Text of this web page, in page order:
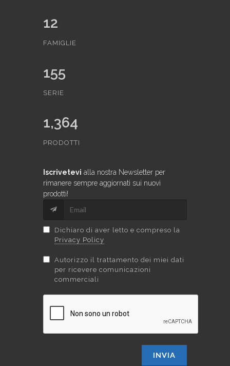
12
FAMIGLIE
155
SERIE
1,364
PRODOTTI
Iscrivetevi alla nostra Newsletter per
rimanere sempre aggiornati sui nuovi
prodotti!
Dichiaro di aver letto e compreso la
Privacy Policy
Autorizzo il trattamento dei miei dati
per ricevere comunicazioni
commerciali
INVIA